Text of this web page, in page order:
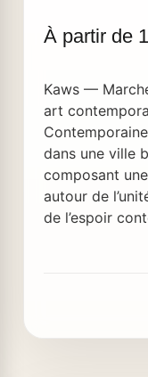
Kaws —
art
dans une ville
composant
autour de
de l’espoir